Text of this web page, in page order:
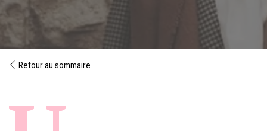
Retour au sommaire